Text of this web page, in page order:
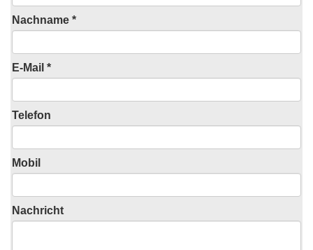
Nachname *
E-Mail *
Telefon
Mobil
Nachricht